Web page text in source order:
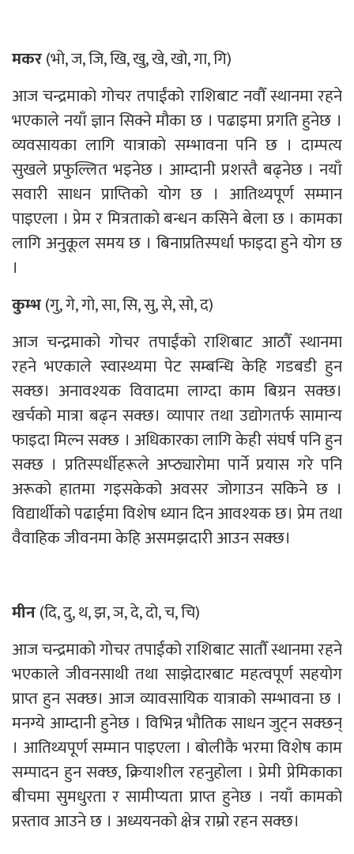
मकर(भो, ज, जि, खि, खु, खे, खो, गा, गि)
आज चन्द्रमाको गोचर तपाईंको राशिबाट नवौँ स्थानमा रहने
भएकाले नयाँ ज्ञान सिक्ने मौका छ । पढाइमा प्रगति हुनेछ ।
व्यवसायका लागि यात्राको सम्भावना पनि छ । दाम्पत्य
सुखले प्रफुल्लित भइनेछ । आम्दानी प्रशस्तै बढ्नेछ । नयाँ
सवारी साधन प्राप्तिको योग छ । आतिथ्यपूर्ण सम्मान
पाइएला । प्रेम र मित्रताको बन्धन कसिने बेला छ । कामका
लागि अनुकूल समय छ । बिनाप्रतिस्पर्धा फाइदा हुने योग छ
।
कुम्भ(गु, गे, गो, सा, सि, सु, से, सो, द)
आज चन्द्रमाको गोचर तपाईंको राशिबाट आठौँ स्थानमा
रहने भएकाले स्वास्थ्यमा पेट सम्बन्धि केहि गडबडी हुन
सक्छ। अनावश्यक विवादमा लाग्दा काम बिग्रन सक्छ।
खर्चको मात्रा बढ्न सक्छ। व्यापार तथा उद्योगतर्फ सामान्य
फाइदा मिल्न सक्छ । अधिकारका लागि केही संघर्ष पनि हुन
सक्छ । प्रतिस्पर्धीहरूले अप्ठ्यारोमा पार्ने प्रयास गरे पनि
अरूको हातमा गइसकेको अवसर जोगाउन सकिने छ ।
विद्यार्थीको पढाईमा विशेष ध्यान दिन आवश्यक छ। प्रेम तथा
वैवाहिक जीवनमा केहि असमझदारी आउन सक्छ।
मीन(दि, दु, थ, झ, ञ, दे, दो, च, चि)
आज चन्द्रमाको गोचर तपाईंको राशिबाट सातौँ स्थानमा रहने
भएकाले जीवनसाथी तथा साझेदारबाट महत्वपूर्ण सहयोग
प्राप्त हुन सक्छ। आज व्यावसायिक यात्राको सम्भावना छ ।
मनग्ये आम्दानी हुनेछ । विभिन्न भौतिक साधन जुट्न सक्छन्
। आतिथ्यपूर्ण सम्मान पाइएला । बोलीकै भरमा विशेष काम
सम्पादन हुन सक्छ, क्रियाशील रहनुहोला । प्रेमी प्रेमिकाका
बीचमा सुमधुरता र सामीप्यता प्राप्त हुनेछ । नयाँ कामको
प्रस्ताव आउने छ । अध्ययनको क्षेत्र राम्रो रहन सक्छ।